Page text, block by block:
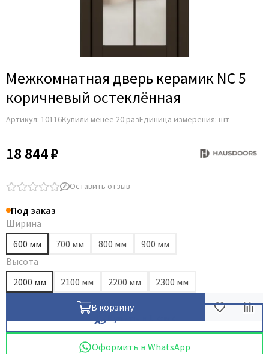
Межкомнатная дверь керамик NC 5
коричневый остеклённая
Артикул: 10116Купили менее 20 разЕдиница измерения: шт
18 844 ₽
Оставить отзыв
Под заказ
Ширина
600 мм
700 мм 800 мм
900 мм
Высота
2000 мм
2100 мм 2200 мм 2300 мм
В корзину
Оформить в WhatsApp